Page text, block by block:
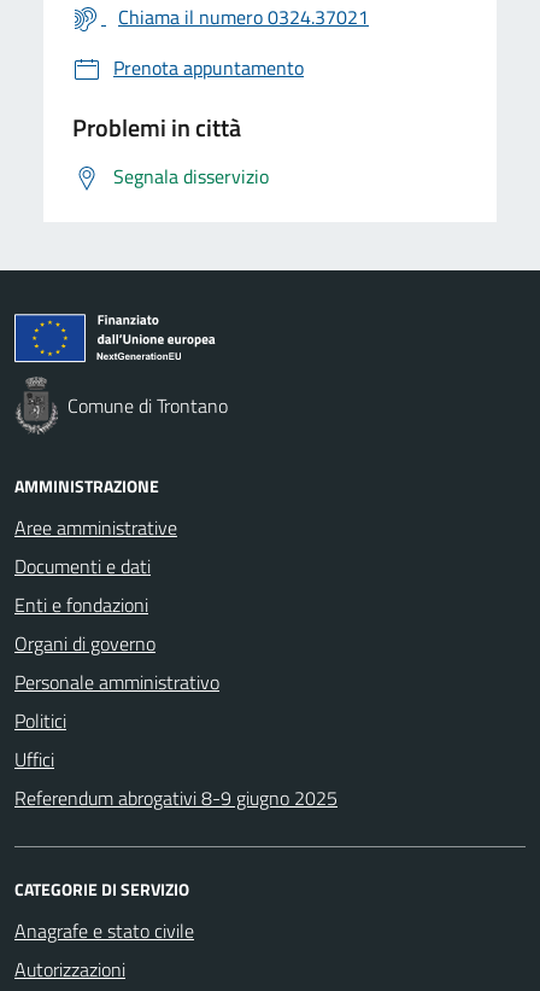
Chiama il numero 0324.37021
Prenota appuntamento
Problemi in città
Segnala disservizio
Comune di Trontano
AMMINISTRAZIONE
Aree amministrative
Documenti e dati
Enti e fondazioni
Organi di governo
Personale amministrativo
Politici
Uffici
Referendum abrogativi 8-9 giugno 2025
CATEGORIE DI SERVIZIO
Anagrafe e stato civile
Autorizzazioni